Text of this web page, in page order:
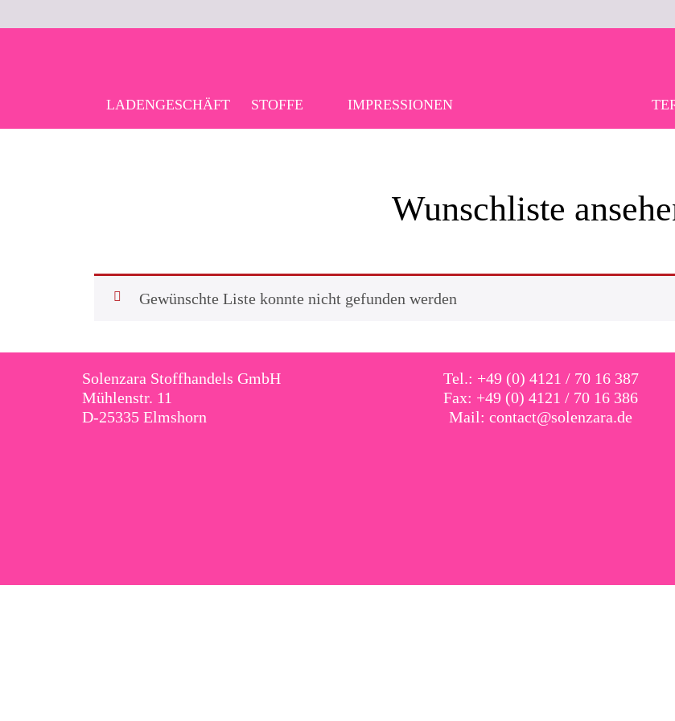
LADENGESCHÄFT STOFFE IMPRESSIONEN
Wunschliste
Gewünschte Liste konnte nicht gefunden werden
Solenzara Stoffhandels GmbH
Mühlenstr. 11
D-25335 Elmshorn
Tel.: +49 (0) 4121 / 70 16 387
Fax: +49 (0) 4121 / 70 16 386
Mail: contact@solenzara.de